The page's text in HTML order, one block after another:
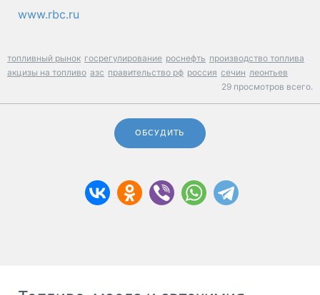
www.rbc.ru
топливный рынок госрегулирование роснефть производство топлива
акцизы на топливо азс правительство рф россия сечин леонтьев
29 просмотров всего.
ОБСУДИТЬ